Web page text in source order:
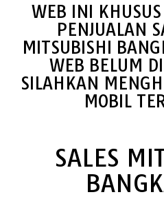
WEB INI
PENJUALAN
MITSUBISHI
WEB BELUM
SILAHKAN
MOBIL
SALES